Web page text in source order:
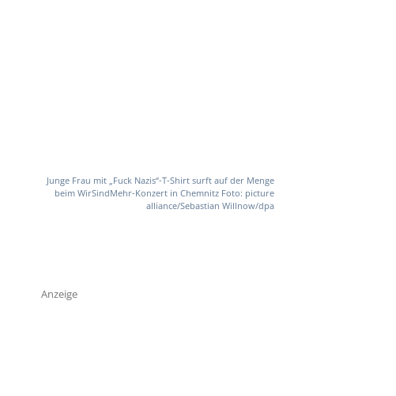
Junge Frau mit „Fuck Nazis“-T-Shirt surft auf der Menge
beim WirSindMehr-Konzert in Chemnitz Foto: picture
alliance/Sebastian Willnow/dpa
Anzeige